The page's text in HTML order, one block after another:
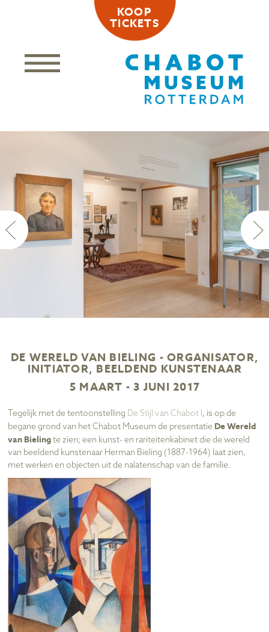
KOOP
TICKETS
DE WERELD VAN BIELING - ORGANISATOR,
INITIATOR, BEELDEND KUNSTENAAR
5 MAART - 3 JUNI 2017
Tegelijk met de tentoonstelling De Stijl van Chabot I, is op de
begane grond van het Chabot Museum de presentatie De Wereld
van Bielingte zien; een kunst- en rariteitenkabinet die de wereld
van beeldend kunstenaar Herman Bieling (1887-1964) laat zien,
met werken en objecten uit de nalatenschap van de familie.